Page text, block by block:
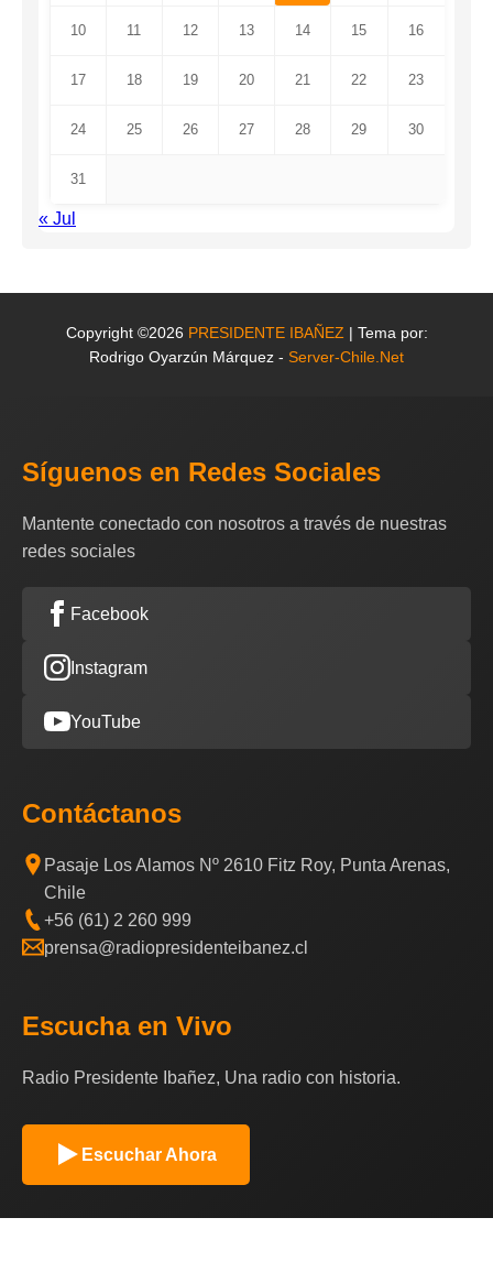
10 11 12 13 14 15 16
17 18 19 20 21 22 23
24 25 26 27 28 29 30
31
« Jul
Copyright ©2026 PRESIDENTE IBAÑEZ | Tema por:
Rodrigo Oyarzún Márquez - Server-Chile.Net
Síguenos en Redes Sociales
Mantente conectado con nosotros a través de nuestras
redes sociales
Facebook
Instagram
YouTube
Contáctanos
Pasaje Los Alamos Nº 2610 Fitz Roy, Punta Arenas,
Chile
+56 (61) 2 260 999
prensa@radiopresidenteibanez.cl
Escucha en Vivo
Radio Presidente Ibañez, Una radio con historia.
Escuchar Ahora